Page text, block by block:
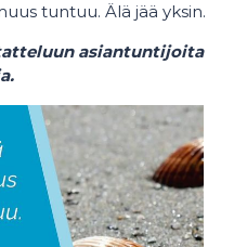
tuntuu. Älä jää yksin.
asiantuntijoita